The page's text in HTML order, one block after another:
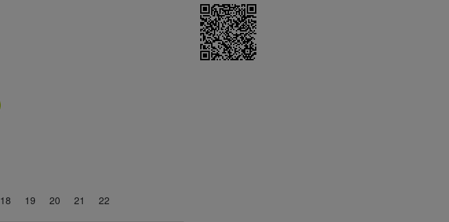
18 19 20 21 22